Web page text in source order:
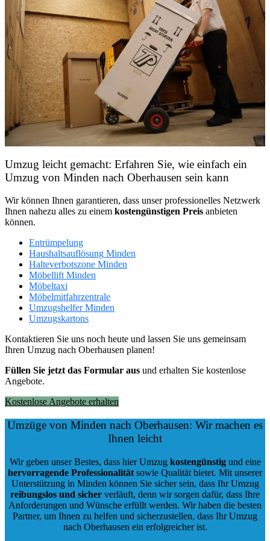
Umzug leicht gemacht: Erfahren Sie, wie einfach ein
Umzug von Minden nach Oberhausen sein kann
Wir können Ihnen garantieren, dass unser professionelles Netzwerk
Ihnen nahezu alles zu einem kostengünstigen Preis anbieten
können.
Entrümpelung
Haushaltsauflösung Minden
Halteverbotszone Minden
Möbellift Minden
Möbeltaxi
Möbelmitfahrzentrale
Umzugshelfer Minden
Umzugskartons
Kontaktieren Sie uns noch heute und lassen Sie uns gemeinsam
Ihren Umzug nach Oberhausen planen!
Füllen Sie jetzt das Formular aus und erhalten Sie kostenlose
Angebote.
Kostenlose Angebote erhalten
Umzüge von Minden nach Oberhausen: Wir machen es
Ihnen leicht
Wir geben unser Bestes, dass hier Umzug kostengünstigund eine
hervorragende Professionalität sowie Qualität bietet. Mit unserer
Unterstützung in Minden können Sie sicher sein, dass Ihr Umzug
reibungslos und sicher verläuft, denn wir sorgen dafür, dass Ihre
Anforderungen und Wünsche erfüllt werden. Wir haben die besten
Partner, um Ihnen zu helfen und sicherzustellen, dass Ihr Umzug
nach Oberhausen ein erfolgreicher ist.